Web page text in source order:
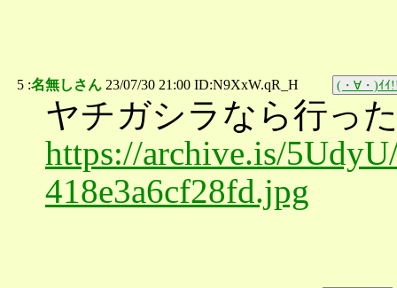
5 :名無しさん 23/07/30 21:00 ID:N9XxW.qR_H (・∀・)ｲｲ
ヤチガシラなら行っ
https://archive.is/
418e3a6cf28fd.jpg